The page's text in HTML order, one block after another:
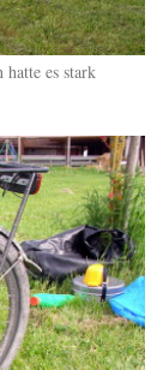
es stark